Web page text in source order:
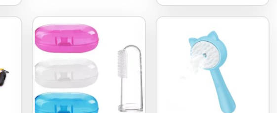
variantes.
Las
opciones
se
pueden
elegir
en
la
página
$ 55.000,00
múltiples
variantes.
Las
opciones
se
pueden
elegir